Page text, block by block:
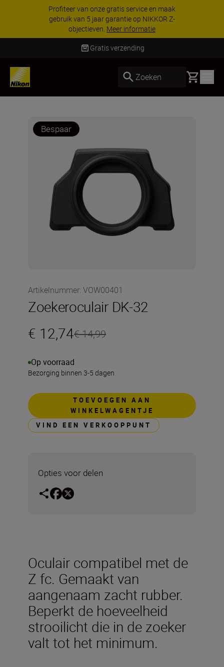
van onze gratis service en maak
gebruik van 5 jaar garantie op NIKKOR Z-
Meer informatie
Gratis verzending
Zoeken Basket
Bespaar
Artikelnummer: VOW00401
Zoekeroculair DK-32
€ 12,74€ 14,99
Op voorraad
Bezorging binnen 3-5 dagen
TOEVOEGEN AAN
WINKELWAGENTJE
VIND EEN VERKOOPPUNT
Opties voor delen
Oculair compatibel met de
Z fc. Gemaakt van
aangenaam zacht rubber.
Beperkt de hoeveelheid
strooilicht die in de zoeker
valt tot het minimum.